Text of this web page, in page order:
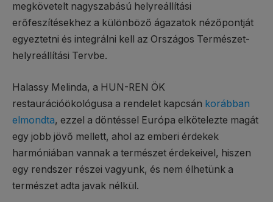
megkövetelt nagyszabású helyreállítási
erőfeszítésekhez a különböző ágazatok nézőpontját
egyeztetni és integrálni kell az Országos Természet-
helyreállítási Tervbe.
Halassy Melinda, a HUN-REN ÖK
restaurációökológusa a rendelet kapcsán korábban
elmondta, ezzel a döntéssel Európa elkötelezte magát
egy jobb jövő mellett, ahol az emberi érdekek
harmóniában vannak a természet érdekeivel, hiszen
egy rendszer részei vagyunk, és nem élhetünk a
természet adta javak nélkül.